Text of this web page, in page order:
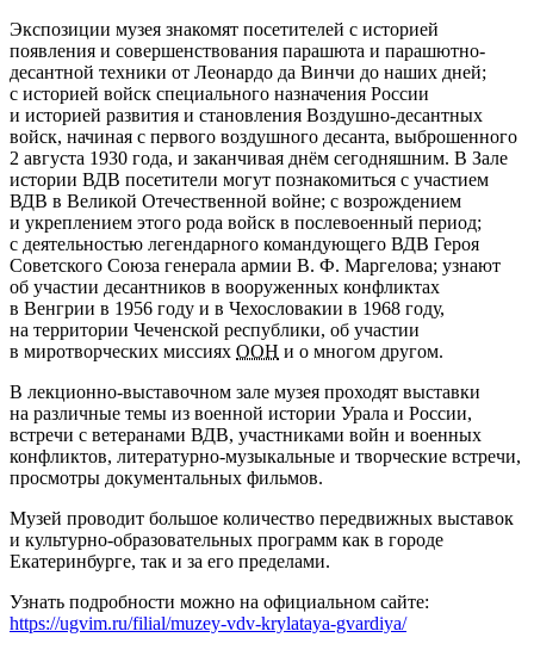
Экспозиции музея знакомят посетителей с историей
появления и совершенствования парашюта и парашютно-
десантной техники от Леонардо да Винчи до наших дней;
с историей войск специального назначения России
и историей развития и становления Воздушно-десантных
войск, начиная с первого воздушного десанта, выброшенного
2 августа 1930 года, и заканчивая днём сегодняшним. В Зале
истории ВДВ посетители могут познакомиться с участием
ВДВ в Великой Отечественной войне; с возрождением
и укреплением этого рода войск в послевоенный период;
с деятельностью легендарного командующего ВДВ Героя
Советского Союза генерала армии В. Ф. Маргелова; узнают
об участии десантников в вооруженных конфликтах
в Венгрии в 1956 году и в Чехословакии в 1968 году,
на территории Чеченской республики, об участии
в миротворческих миссиях ООН и о многом другом.
В лекционно-выставочном зале музея проходят выставки
на различные темы из военной истории Урала и России,
встречи с ветеранами ВДВ, участниками войн и военных
конфликтов, литературно-музыкальные и творческие встречи,
просмотры документальных фильмов.
Музей проводит большое количество передвижных выставок
и культурно-образовательных программ как в городе
Екатеринбурге, так и за его пределами.
Узнать подробности можно на официальном сайте:
https://ugvim.ru/filial/muzey-vdv-krylataya-gvardiya/